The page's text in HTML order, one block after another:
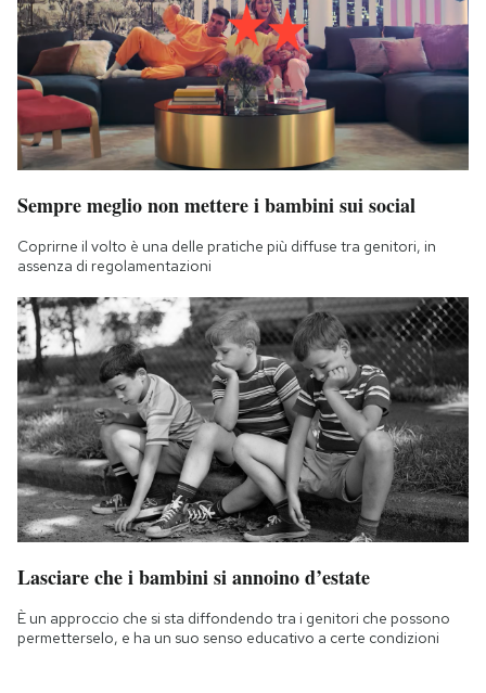
Sempre meglio non mettere i bambini sui social
Coprirne il volto è una delle pratiche più diffuse tra genitori, in
assenza di regolamentazioni
Lasciare che i bambini si annoino d’estate
È un approccio che si sta diffondendo tra i genitori che possono
permetterselo, e ha un suo senso educativo a certe condizioni